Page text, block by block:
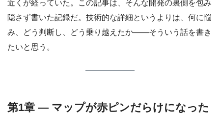
近くが経っていた。この記事は、そんな開発の裏側を包み
隠さず書いた記録だ。技術的な詳細というよりは、何に悩
み、どう判断し、どう乗り越えたか——そういう話を書き
たいと思う。
第1章 — マップが赤ピンだらけになった